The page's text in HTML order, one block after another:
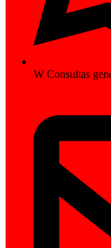
W Consultas